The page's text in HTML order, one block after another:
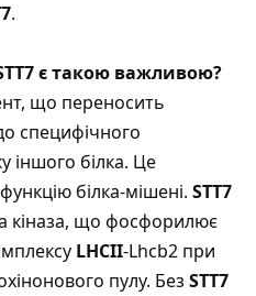
.
є такою важливою?
що переносить
специфічного
іншого білка. Це
білка-мішені. STT7
кіназа, що фосфорилює
LHCII-Lhcb2 при
пулу. Без STT7